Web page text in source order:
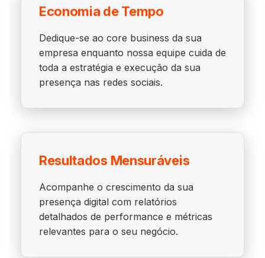
Economia de Tempo
Dedique-se ao core business da sua
empresa enquanto nossa equipe cuida de
toda a estratégia e execução da sua
presença nas redes sociais.
Resultados Mensuráveis
Acompanhe o crescimento da sua
presença digital com relatórios
detalhados de performance e métricas
relevantes para o seu negócio.